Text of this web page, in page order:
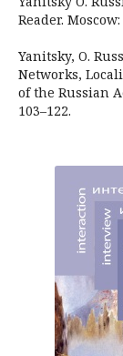
Reader. Moscow:
Yanitsky, O.
Networks,
of the Russian
103–122.